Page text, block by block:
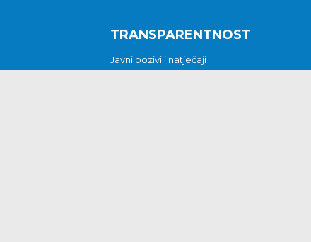
TRANSPARENTNOST
Javni pozivi i natječaji